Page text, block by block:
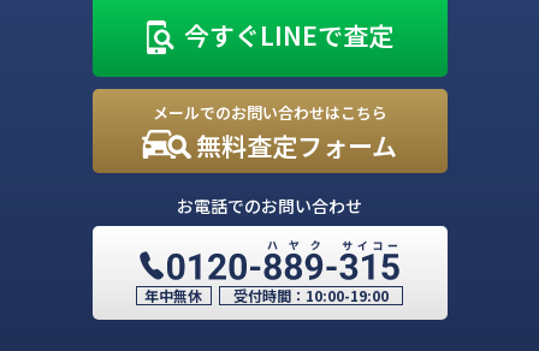
今すぐLINEで査定
メールでのお問い合わせはこちら
無料査定フォーム
お電話でのお問い合わせ
年中無休 受付時間： 10:00-19:00